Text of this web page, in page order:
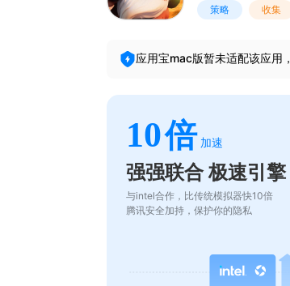
策略 收集
应用宝mac版暂未适配该应用
10倍 加速
强强联合 极速引擎
与intel合作，比传统模拟器快10倍
腾讯安全加持，保护你的隐私